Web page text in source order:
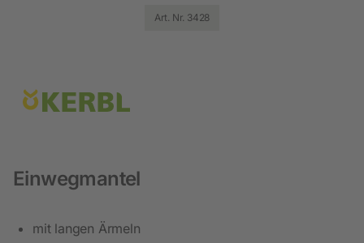
Art. Nr. 3428
Einwegmantel
mit langen Ärmeln